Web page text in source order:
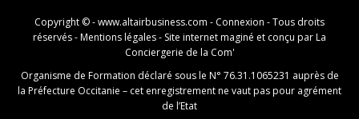
Copyright © -www.altairbusiness.com - Connexion - Tous droits
réservés -Mentions légales- Site internet maginé et conçu parLa
Conciergerie de la Com'
Organisme de Formation déclaré sous le N° 76.31.1065231 auprès de
la Préfecture Occitanie – cet enregistrement ne vaut pas pour agrément
de l’Etat